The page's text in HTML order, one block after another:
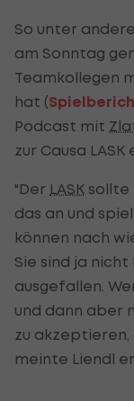
So unter
am Sonntag
Teamkollegen
hat (
Podcast mit
zur Causa
"Der LASK sollte
das an und
können nach
Sie sind ja
ausgefallen.
und dann aber
zu
meinte Liendl